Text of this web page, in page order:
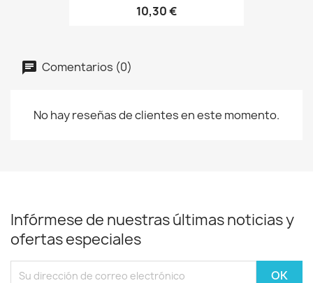
10,30 €
Comentarios (0)
No hay reseñas de clientes en este momento.
Infórmese de nuestras últimas noticias y
ofertas especiales